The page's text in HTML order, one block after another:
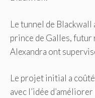
Le tunnel de
prince de Galles, futur
Alexandra ont
Le projet initial a
avec l’idée